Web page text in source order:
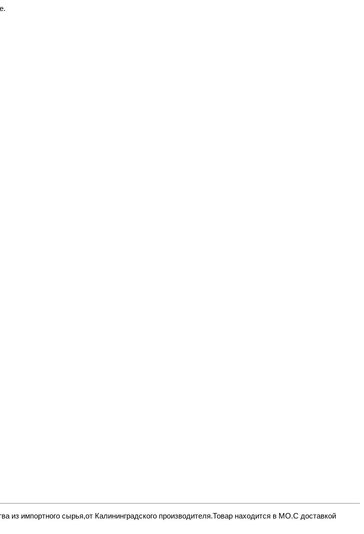
из импортного сырья,от Калининградского производителя.Товар находится в МО.С доставкой